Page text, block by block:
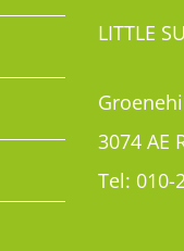
LITTLE
3074 AE
Tel: 010-